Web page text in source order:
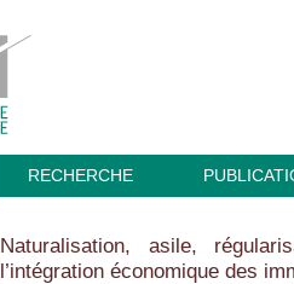
RECHERCHE
Naturalisation, asile,
l’intégration économique des